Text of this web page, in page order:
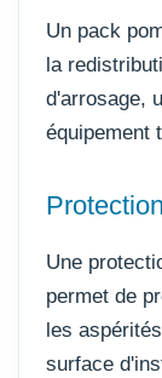
Un pack
la
d'arrosage,
équipement
Une
permet de
les
surface